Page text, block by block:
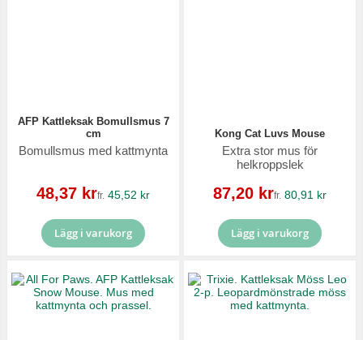
AFP Kattleksak Bomullsmus 7
cm
Bomullsmus med kattmynta
Reapris
48,37 krfr. 45,52 kr
Lägg i varukorg
Kong Cat Luvs Mouse
Extra stor mus för
helkroppslek
Reapris
87,20 krfr. 80,91 kr
Lägg i varukorg